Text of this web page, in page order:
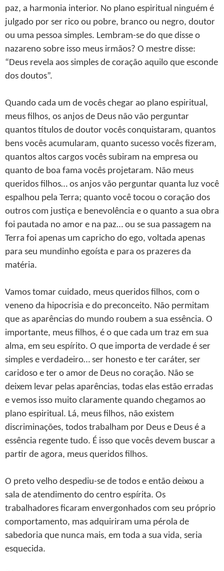
paz, a harmonia interior. No plano espiritual ninguém é
julgado por ser rico ou pobre, branco ou negro, doutor
ou uma pessoa simples. Lembram-se do que disse o
nazareno sobre isso meus irmãos? O mestre disse:
“Deus revela aos simples de coração aquilo que esconde
dos doutos”.
Quando cada um de vocês chegar ao plano espiritual,
meus filhos, os anjos de Deus não vão perguntar
quantos títulos de doutor vocês conquistaram, quantos
bens vocês acumularam, quanto sucesso vocês fizeram,
quantos altos cargos vocês subiram na empresa ou
quanto de boa fama vocês projetaram. Não meus
queridos filhos… os anjos vão perguntar quanta luz você
espalhou pela Terra; quanto você tocou o coração dos
outros com justiça e benevolência e o quanto a sua obra
foi pautada no amor e na paz… ou se sua passagem na
Terra foi apenas um capricho do ego, voltada apenas
para seu mundinho egoísta e para os prazeres da
matéria.
Vamos tomar cuidado, meus queridos filhos, com o
veneno da hipocrisia e do preconceito. Não permitam
que as aparências do mundo roubem a sua essência. O
importante, meus filhos, é o que cada um traz em sua
alma, em seu espírito. O que importa de verdade é ser
simples e verdadeiro… ser honesto e ter caráter, ser
caridoso e ter o amor de Deus no coração. Não se
deixem levar pelas aparências, todas elas estão erradas
e vemos isso muito claramente quando chegamos ao
plano espiritual. Lá, meus filhos, não existem
discriminações, todos trabalham por Deus e Deus é a
essência regente tudo. É isso que vocês devem buscar a
partir de agora, meus queridos filhos.
O preto velho despediu-se de todos e então deixou a
sala de atendimento do centro espírita. Os
trabalhadores ficaram envergonhados com seu próprio
comportamento, mas adquiriram uma pérola de
sabedoria que nunca mais, em toda a sua vida, seria
esquecida.